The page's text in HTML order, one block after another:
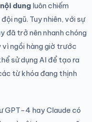
dung luôn chiếm
ngũ. Tuy nhiên, với sự
đã trở nên nhanh chóng
vì ngồi hàng giờ trước
sử dụng AI để tạo ra
từ khóa đang thịnh
GPT-4 hay Claude có